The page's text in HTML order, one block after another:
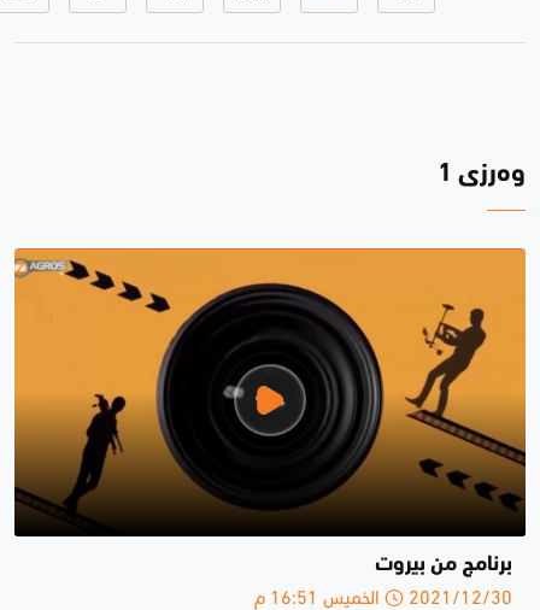
وەرزی 1
برنامج من بيروت
2021/12/30 الخميس 16:51 م